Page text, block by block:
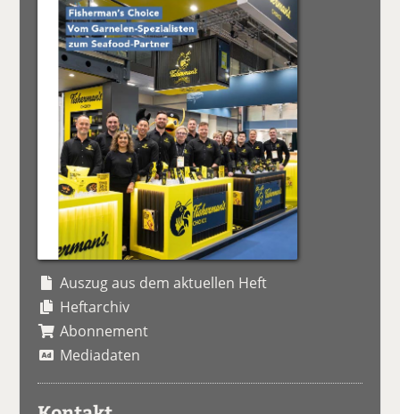
Auszug aus dem aktuellen Heft
Heftarchiv
Abonnement
Mediadaten